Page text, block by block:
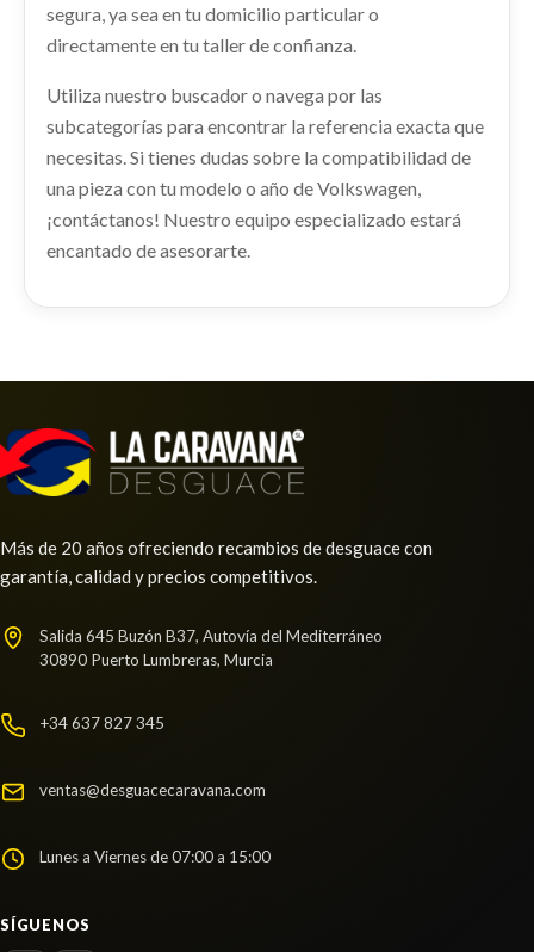
88,29 €
WARNING 5G0953509A
VOLKSWAGEN GOLF VII LIM. ADVANCE
16,79 €
MANDO LUCES 5G0941431AQ usado.
segura, ya sea en tu domicilio particular o
directamente en tu taller de confianza.
Utiliza nuestro buscador o navega por las
subcategorías para encontrar la referencia exacta que
necesitas. Si tienes dudas sobre la compatibilidad de
una pieza con tu modelo o año de Volkswagen,
¡contáctanos! Nuestro equipo especializado estará
encantado de asesorarte.
Más de 20 años ofreciendo recambios de desguace con
garantía, calidad y precios competitivos.
Salida 645 Buzón B37, Autovía del Mediterráneo
30890 Puerto Lumbreras, Murcia
+34 637 827 345
ventas@desguacecaravana.com
Lunes a Viernes de 07:00 a 15:00
SÍGUENOS